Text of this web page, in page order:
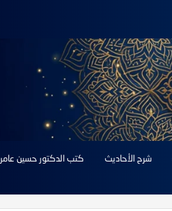
شرح الأحاديث كتب الدكتور حسين عامر